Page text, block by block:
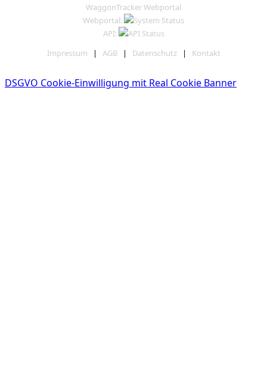
WaggonTracker Webportal
Webportal:
API:
Impressum | AGB| Datenschutz| Kontakt
DSGVO Cookie-Einwilligung mit Real Cookie Banner